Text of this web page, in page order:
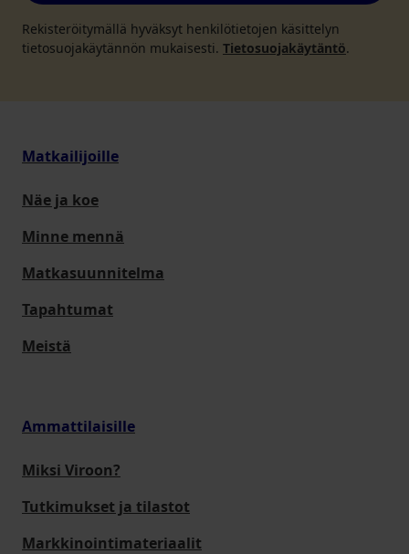
Rekisteröitymällä hyväksyt henkilötietojen käsittelyn
tietosuojakäytännön mukaisesti. Tietosuojakäytäntö.
Matkailijoille
Näe ja koe
Minne mennä
Matkasuunnitelma
Tapahtumat
Meistä
Ammattilaisille
Miksi Viroon?
Tutkimukset ja tilastot
Markkinointimateriaalit